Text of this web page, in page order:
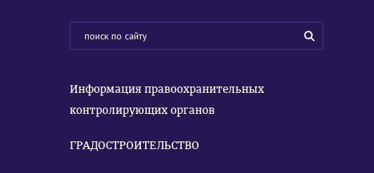
Информация правоохранительных
контролирующих органов
ГРАДОСТРОИТЕЛЬСТВО